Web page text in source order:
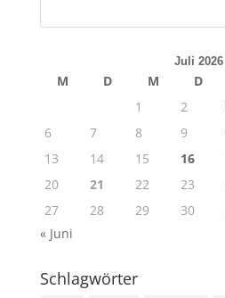
Juli 2026
M D M D
1
2
6
7 8 9
13
14 15 16
20
21 22 23
27
28 29 30
« Juni
Schlagwörter